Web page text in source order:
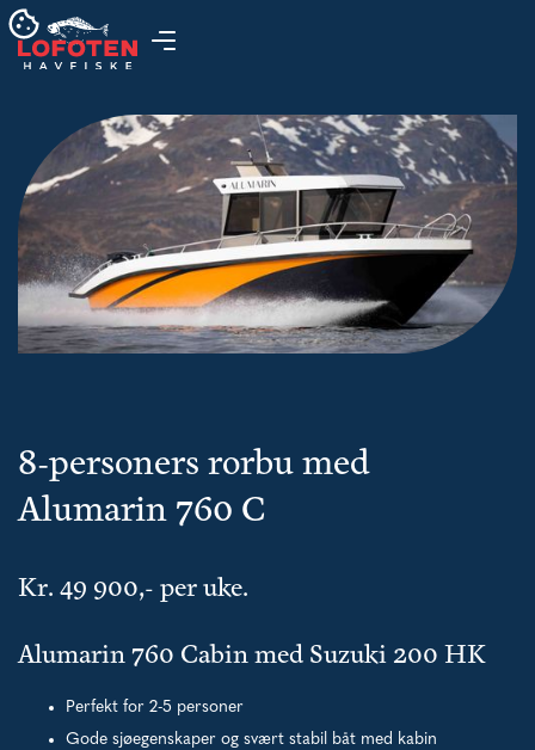
8-personers rorbu med
Alumarin 760 C
Kr. 49 900,- per uke.
Alumarin 760 Cabin med Suzuki 200 HK
Perfekt for 2-5 personer
Gode sjøegenskaper og svært stabil båt med kabin